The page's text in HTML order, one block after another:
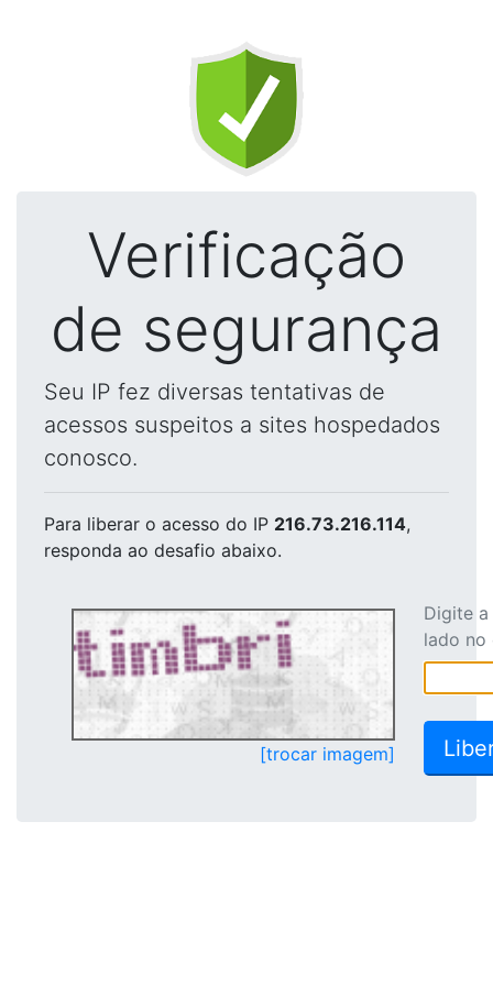
Verificação
de segurança
Seu IP fez diversas tentativas de
acessos suspeitos a sites hospedados
conosco.
Para liberar o acesso do IP 216.73.216.114,
responda ao desafio abaixo.
[trocar imagem]
Digite
lado no